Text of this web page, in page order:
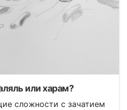
или харам?
сложности с зачатием